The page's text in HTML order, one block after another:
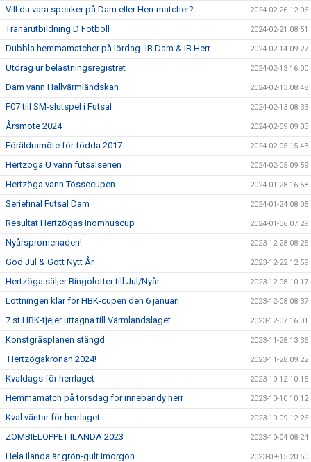
Vill du vara speaker på Dam eller Herr matcher? 2024-02-26 12:06
Tränarutbildning D Fotboll 2024-02-21 08:51
Dubbla hemmamatcher på lördag- IB Dam & IB Herr 2024-02-14 09:27
Utdrag ur belastningsregistret 2024-02-13 16:00
Dam vann Hallvärmländskan 2024-02-13 08:48
F07 till SM-slutspel i Futsal 2024-02-13 08:33
Årsmöte 2024 2024-02-09 09:03
Föräldramöte för födda 2017 2024-02-05 15:43
Hertzöga U vann futsalserien 2024-02-05 09:59
Hertzöga vann Tössecupen 2024-01-28 16:58
Seriefinal Futsal Dam 2024-01-24 08:05
Resultat Hertzögas Inomhuscup 2024-01-06 07:29
Nyårspromenaden! 2023-12-28 08:25
God Jul & Gott Nytt År 2023-12-22 12:59
Hertzöga säljer Bingolotter till Jul/Nyår 2023-12-08 10:17
Lottningen klar för HBK-cupen den 6 januari 2023-12-08 08:37
7 st HBK-tjejer uttagna till Värmlandslaget 2023-12-07 16:01
Konstgräsplanen stängd 2023-11-28 13:36
Hertzögakronan 2024! 2023-11-28 09:22
Kvaldags för herrlaget 2023-10-12 10:15
Hemmamatch på torsdag för innebandy herr 2023-10-10 10:12
Kval väntar för herrlaget 2023-10-09 12:26
ZOMBIELOPPET ILANDA 2023 2023-10-04 08:24
Hela Ilanda är grön-gult imorgon 2023-09-15 20:50